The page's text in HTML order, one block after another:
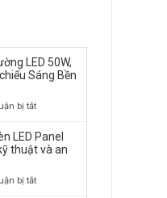
LED 50W,
Sáng Bền
bị tắtở
Giá
Đèn
LED Panel
thuật và an
bị tắtở